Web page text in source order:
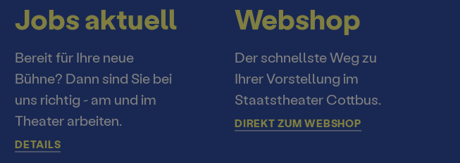
Jobs aktuell
Bereit für Ihre neue
Bühne? Dann sind Sie bei
uns richtig - am und im
Theater arbeiten.
DETAILS
Webshop
Der schnellste Weg zu
Ihrer Vorstellung im
Staatstheater Cottbus.
DIREKT ZUM WEBSHOP